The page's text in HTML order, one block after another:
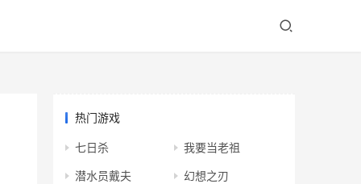
热门游戏
七日杀 我要当老祖
潜水员戴夫 幻想之刃